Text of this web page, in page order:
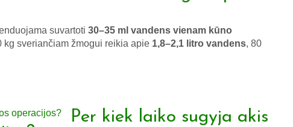
suvartoti 30–35 ml vandens vienam kūno
kg sveriančiam žmogui reikia apie 1,8–2,1 litro vandens, 80
Per kiek laiko sugyja akis